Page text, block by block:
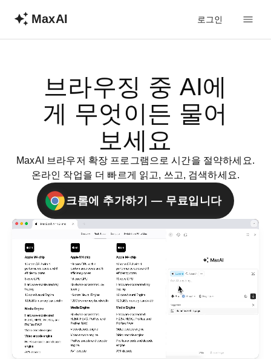
MaxAI 로그인
브라우징 중 AI에
게 무엇이든 물어
보세요
MaxAI 브라우저 확장 프로그램으로 시간을 절약하세요.
온라인 작업을 더 빠르게 읽고, 쓰고, 검색하세요.
크롬에 추가하기 — 무료입니다